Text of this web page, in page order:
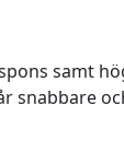
samt
snabbare